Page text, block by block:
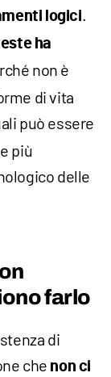
logici
ha
non è
di vita
può essere
più
delle
farlo
di
che non ci